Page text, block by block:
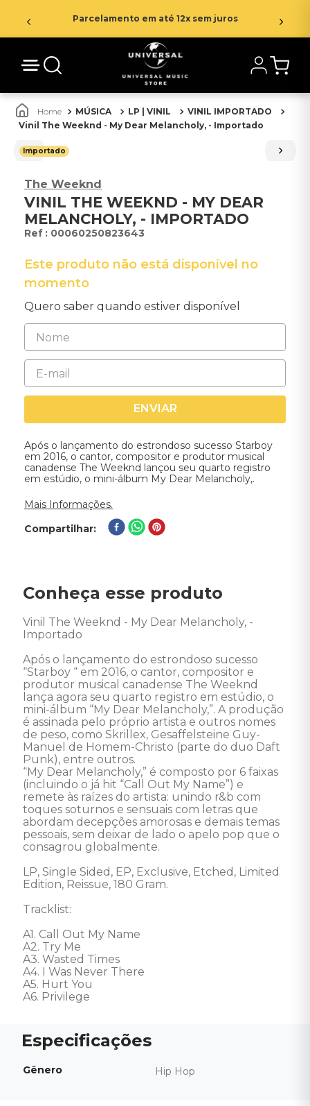
Parcelamento em até 12x sem juros
MÚSICA LP | VINIL
VINIL IMPORTADO
Vinil The Weeknd - My Dear Melancholy, - Importado
Importado
The Weeknd
VINIL THE WEEKND - MY DEAR
MELANCHOLY, - IMPORTADO
: 00060250823643
Este produto não está disponível no
momento
Quero saber quando estiver disponível
ENVIAR
Após o lançamento do estrondoso sucesso Starboy
em 2016, o cantor, compositor e produtor musical
canadense The Weeknd lançou seu quarto registro
em estúdio, o mini-álbum My Dear Melancholy,.
Mais Informações.
Compartilhar
Conheça esse produto
Vinil The Weeknd - My Dear Melancholy, -
Importado
Após o lançamento do estrondoso sucesso
“Starboy “ em 2016, o cantor, compositor e
produtor musical canadense The Weeknd
lança agora seu quarto registro em estúdio, o
mini-álbum “My Dear Melancholy,”. A produção
é assinada pelo próprio artista e outros nomes
de peso, como Skrillex, Gesaffelsteine Guy-
Manuel de Homem-Christo (parte do duo Daft
Punk), entre outros.
“My Dear Melancholy,” é composto por 6 faixas
(incluindo o já hit “Call Out My Name”) e
remete às raízes do artista: unindo r&b com
toques soturnos e sensuais com letras que
abordam decepções amorosas e demais temas
pessoais, sem deixar de lado o apelo pop que o
consagrou globalmente.
LP, Single Sided, EP, Exclusive, Etched, Limited
Edition, Reissue, 180 Gram.
Tracklist:
A1. Call Out My Name
A2. Try Me
A3. Wasted Times
A4. I Was Never There
A5. Hurt You
A6. Privilege
Gênero Hip Hop